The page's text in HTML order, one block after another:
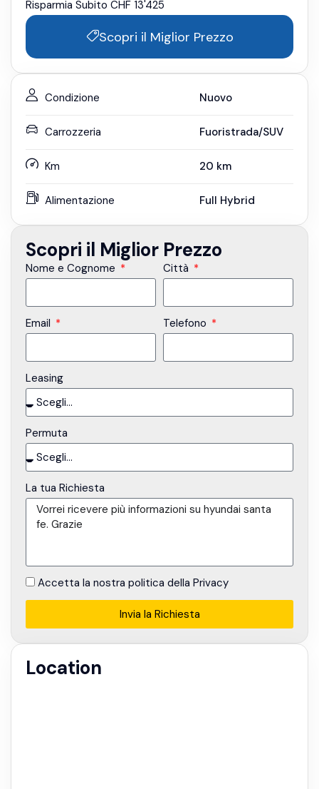
Risparmia Subito CHF 13'425
Scopri il Miglior Prezzo
Condizione Nuovo
Carrozzeria Fuoristrada/SUV
Km 20 km
Alimentazione Full Hybrid
Scopri il Miglior Prezzo
Nome e Cognome Città
Email Telefono
Leasing
Permuta
La tua Richiesta
Accetta la nostra politica della Privacy
Invia la Richiesta
Location